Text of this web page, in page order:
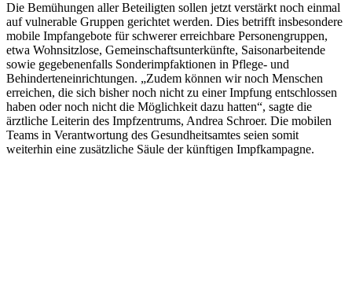
Die Bemühungen aller Beteiligten sollen jetzt verstärkt noch einmal
auf vulnerable Gruppen gerichtet werden. Dies betrifft insbesondere
mobile Impfangebote für schwerer erreichbare Personengruppen,
etwa Wohnsitzlose, Gemeinschaftsunterkünfte, Saisonarbeitende
sowie gegebenenfalls Sonderimpfaktionen in Pflege- und
Behinderteneinrichtungen. „Zudem können wir noch Menschen
erreichen, die sich bisher noch nicht zu einer Impfung entschlossen
haben oder noch nicht die Möglichkeit dazu hatten“, sagte die
ärztliche Leiterin des Impfzentrums, Andrea Schroer. Die mobilen
Teams in Verantwortung des Gesundheitsamtes seien somit
weiterhin eine zusätzliche Säule der künftigen Impfkampagne.